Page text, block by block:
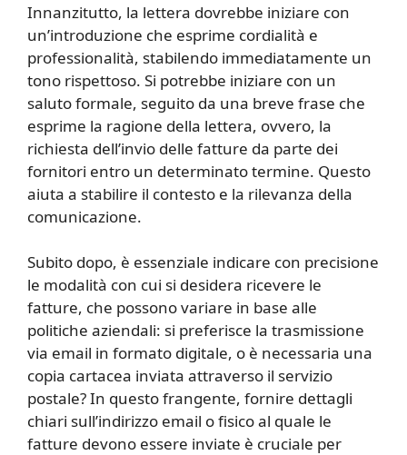
Innanzitutto, la lettera dovrebbe iniziare con
un’introduzione che esprime cordialità e
professionalità, stabilendo immediatamente un
tono rispettoso. Si potrebbe iniziare con un
saluto formale, seguito da una breve frase che
esprime la ragione della lettera, ovvero, la
richiesta dell’invio delle fatture da parte dei
fornitori entro un determinato termine. Questo
aiuta a stabilire il contesto e la rilevanza della
comunicazione.
Subito dopo, è essenziale indicare con precisione
le modalità con cui si desidera ricevere le
fatture, che possono variare in base alle
politiche aziendali: si preferisce la trasmissione
via email in formato digitale, o è necessaria una
copia cartacea inviata attraverso il servizio
postale? In questo frangente, fornire dettagli
chiari sull’indirizzo email o fisico al quale le
fatture devono essere inviate è cruciale per